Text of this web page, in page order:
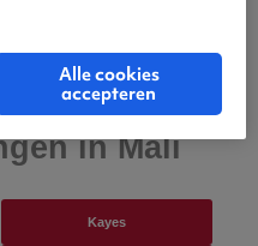
in Mali
Kayes
Alle cookies
accepteren